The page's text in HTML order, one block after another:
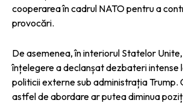
cooperarea în cadrul NATO pentru a
provocări.
De asemenea, în interiorul Statelor
înțelegere a declanșat dezbateri intense
politicii externe sub administrația Trump.
astfel de abordare ar putea diminua